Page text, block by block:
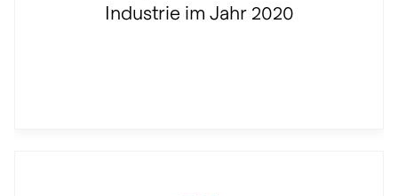
Industrie im Jahr 2020